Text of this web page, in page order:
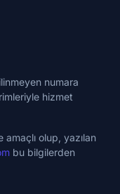
numara
hizmet
olup, yazılan
bu bilgilerden